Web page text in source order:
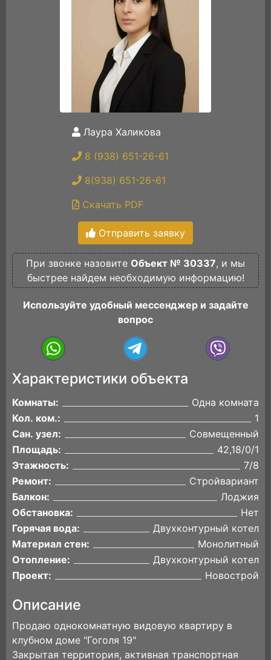
Лаура Халикова
8 (938) 651-26-61
8(938) 651-26-61
Скачать PDF
Отправить заявку
При звонке назовите Объект № 30337, и мы
быстрее найдем необходимую информацию!
Используйте удобный мессенджер и задайте
вопрос
Характеристики объекта
Комнаты:
Одна комната
Кол. ком.:
1
Сан. узел:
Совмещенный
Площадь:
42,18/0/1
Этажность:
7/8
Ремонт:
Стройвариант
Балкон:
Лоджия
Обстановка:
Нет
Горячая вода:
Двухконтурный котел
Материал стен:
Монолитный
Отопление:
Двухконтурный котел
Проект:
Новострой
Описание
Продаю однокомнатную видовую квартиру в
клубном доме "Гоголя 19"
Закрытая территория, активная транспортная